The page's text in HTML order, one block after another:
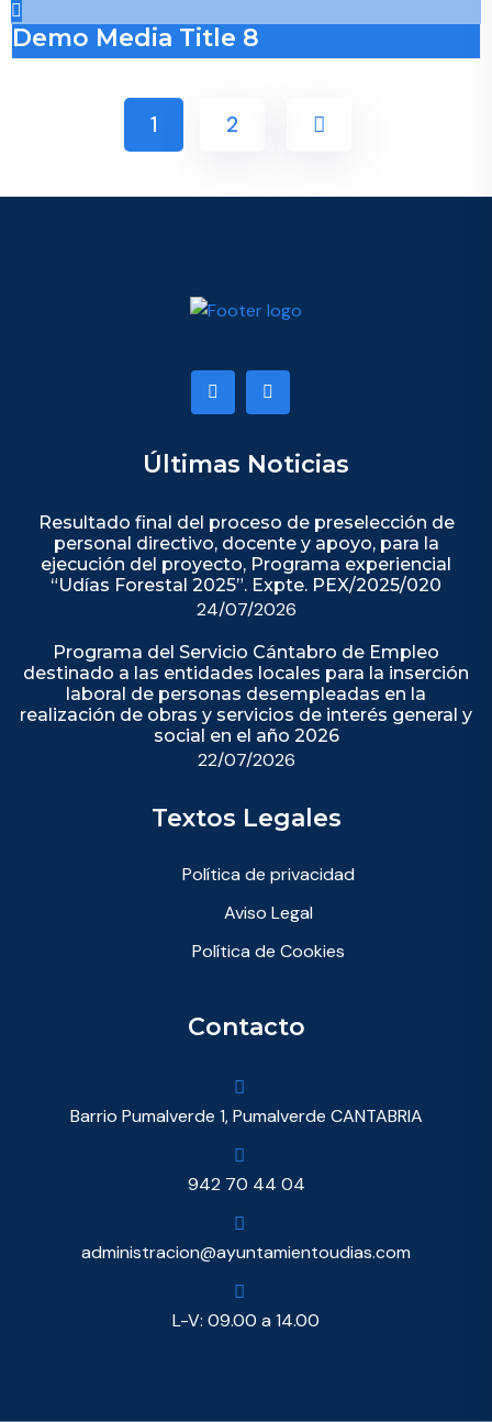
Demo Media Title 8
1 2
Últimas Noticias
Resultado final del proceso de preselección de
personal directivo, docente y apoyo, para la
ejecución del proyecto, Programa experiencial
“Udías Forestal 2025”. Expte. PEX/2025/020
24/07/2026
Programa del Servicio Cántabro de Empleo
destinado a las entidades locales para la inserción
laboral de personas desempleadas en la
realización de obras y servicios de interés general y
social en el año 2026
22/07/2026
Textos Legales
Política de privacidad
Aviso Legal
Política de Cookies
Contacto
Barrio Pumalverde 1, Pumalverde CANTABRIA
942 70 44 04
administracion@ayuntamientoudias.com
L-V: 09.00 a 14.00